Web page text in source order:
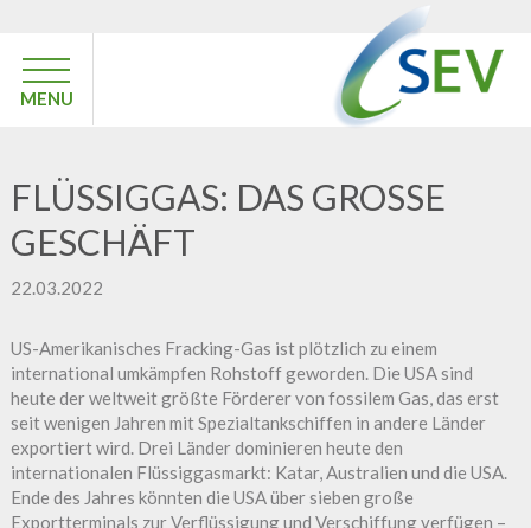
MENU
FLÜSSIGGAS: DAS GROSSE G
ESCHÄFT
22.03.2022
US-Amerikanisches Fracking-Gas ist plötzlich zu einem
international umkämpfen Rohstoff geworden. Die USA sind
heute der weltweit größte Förderer von fossilem Gas, das erst
seit wenigen Jahren mit Spezialtankschiffen in andere Länder
exportiert wird. Drei Länder dominieren heute den
internationalen Flüssiggasmarkt: Katar, Australien und die USA.
Ende des Jahres könnten die USA über sieben große
Exportterminals zur Verflüssigung und Verschiffung verfügen –